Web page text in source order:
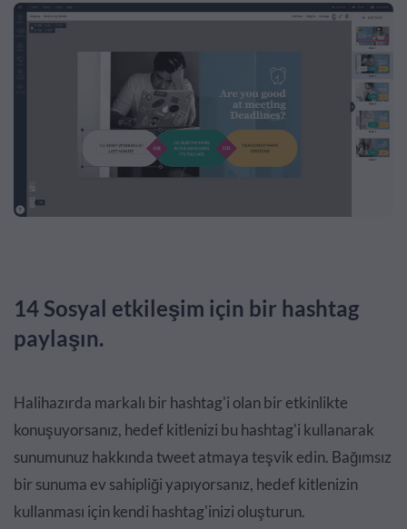
14 Sosyal etkileşim için bir hashtag
paylaşın.
Halihazırda markalı bir hashtag'i olan bir etkinlikte
konuşuyorsanız, hedef kitlenizi bu hashtag'i kullanarak
sunumunuz hakkında tweet atmaya teşvik edin. Bağımsız
bir sunuma ev sahipliği yapıyorsanız, hedef kitlenizin
kullanması için kendi hashtag'inizi oluşturun.